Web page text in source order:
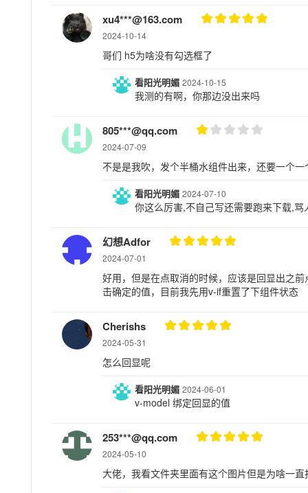
xu4***@163.com
2024-10-14
哥们 h5为啥没有勾选框了
看阳光明媚2024-10-15
我测的有啊，你那边没出来吗
805***@qq.com
2024-07-09
不是是我吹，发个半桶水组件出来，还要一个
看阳光明媚2024-07-10
你这么厉害,不自己写还需要跑来下载,骂
幻想Adfor
2024-07-01
好用，但是在点取消的时候，应该是回显出之
击确定的值，目前我先用v-if重置了下组件状态
Cherishs
2024-05-31
怎么回显呢
看阳光明媚2024-06-01
v-model 绑定回显的值
253***@qq.com
2024-05-10
大佬，我看文件夹里面有这个图片但是为啥一